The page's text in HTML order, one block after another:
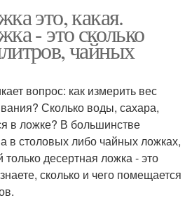
это, какая.
- это сколько
чайных
вопрос: как измерить вес
Сколько воды, сахара,
в ложке? В большинстве
в столовых либо чайных ложках,
десертная ложка - это
сколько и чего помещается